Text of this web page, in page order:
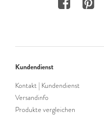
Kundendienst
Kontakt | Kundendienst
Versandinfo
Produkte vergleichen